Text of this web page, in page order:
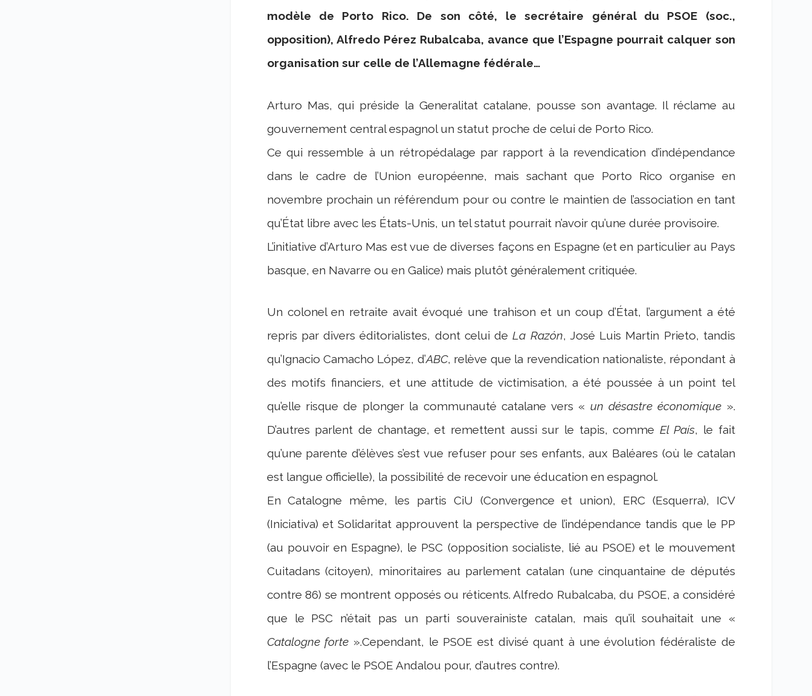
modèle de Porto Rico. De son côté, le secrétaire général du PSOE (soc.,
opposition), Alfredo Pérez Rubalcaba, avance que l’Espagne pourrait calquer son
organisation sur celle de l’Allemagne fédérale…
Arturo Mas, qui préside la Generalitat catalane, pousse son avantage. Il réclame au
gouvernement central espagnol un statut proche de celui de Porto Rico.
Ce qui ressemble à un rétropédalage par rapport à la revendication d’indépendance
dans le cadre de l’Union européenne, mais sachant que Porto Rico organise en
novembre prochain un référendum pour ou contre le maintien de l’association en tant
qu’État libre avec les États-Unis, un tel statut pourrait n’avoir qu’une durée provisoire.
L’initiative d’Arturo Mas est vue de diverses façons en Espagne (et en particulier au Pays
basque, en Navarre ou en Galice) mais plutôt généralement critiquée.
Un colonel en retraite avait évoqué une trahison et un coup d’État, l’argument a été
repris par divers éditorialistes, dont celui deLa Razón, José Luis Martin Prieto, tandis
qu’Ignacio Camacho López, d’ABC, relève que la revendication nationaliste, répondant à
des motifs financiers, et une attitude de victimisation, a été poussée à un point tel
qu’elle risque de plonger la communauté catalane vers « un désastre économique ».
D’autres parlent de chantage, et remettent aussi sur le tapis, comme El País, le fait
qu’une parente d’élèves s’est vue refuser pour ses enfants, aux Baléares (où le catalan
est langue officielle), la possibilité de recevoir une éducation en espagnol.
En Catalogne même, les partis CiU (Convergence et union), ERC (Esquerra), ICV
(Iniciativa) et Solidaritat approuvent la perspective de l’indépendance tandis que le PP
(au pouvoir en Espagne), le PSC (opposition socialiste, lié au PSOE) et le mouvement
Cuitadans (citoyen), minoritaires au parlement catalan (une cinquantaine de députés
contre 86) se montrent opposés ou réticents. Alfredo Rubalcaba, du PSOE, a considéré
que le PSC n’était pas un parti souverainiste catalan, mais qu’il souhaitait une «
Catalogne forte ».Cependant, le PSOE est divisé quant à une évolution fédéraliste de
l’Espagne (avec le PSOE Andalou pour, d’autres contre).